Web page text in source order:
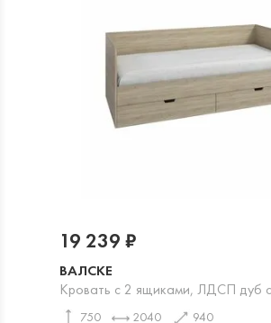
ВАЛСКЕ
Кровать с 2 ящиками, ЛДСП дуб
750 2040 940
19 239 ₽